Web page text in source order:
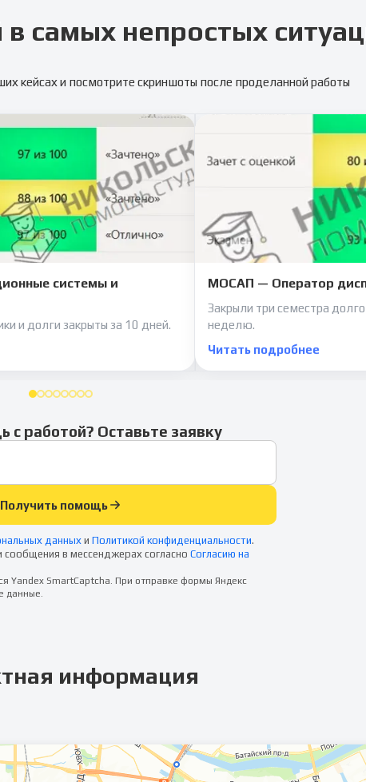
самых непростых
кейсах и посмотрите скриншоты после проделанной работы
системы и
и долги закрыты за 10 дней.
МОСАП — Оператор
Закрыли три семестра
неделю.
Читать подробнее
с работой? Оставьте заявку
Получить помощь
данных и Политикой конфиденциальности.
сообщения в мессенджерах согласно Согласию на
Yandex SmartCaptcha. При отправке формы Яндекс
данные.
информация